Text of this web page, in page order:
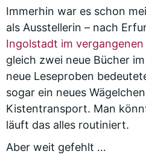
Immerhin war es schon
als Ausstellerin – nach
Ingolstadt im vergangenen
gleich zwei neue Bücher
neue Leseproben
sogar ein neues
Kistentransport. Man
läuft das alles routiniert.
Aber weit gefehlt …